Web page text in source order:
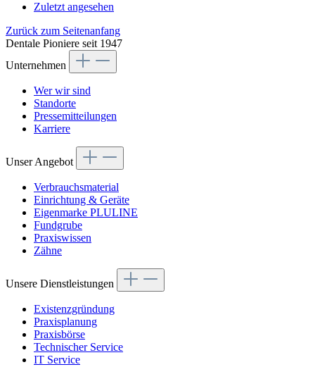
Zuletzt angesehen
Zurück zum Seitenanfang
Dentale Pioniere seit 1947
Unternehmen
Wer wir sind
Standorte
Pressemitteilungen
Karriere
Unser Angebot
Verbrauchsmaterial
Einrichtung & Geräte
Eigenmarke PLULINE
Fundgrube
Praxiswissen
Zähne
Unsere Dienstleistungen
Existenzgründung
Praxisplanung
Praxisbörse
Technischer Service
IT Service